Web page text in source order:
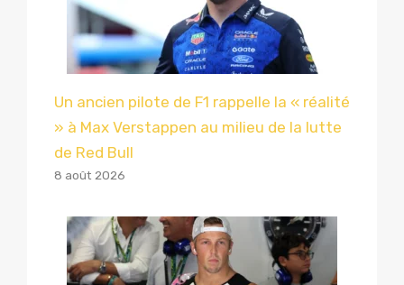
Un ancien pilote de F1 rappelle la « réalité
» à Max Verstappen au milieu de la lutte
de Red Bull
8 août 2026